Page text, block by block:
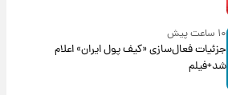
۱۰ ساعت پیش
جزئیات فعال‌سازی «کیف پول ایران» اعلام
شد+فیلم